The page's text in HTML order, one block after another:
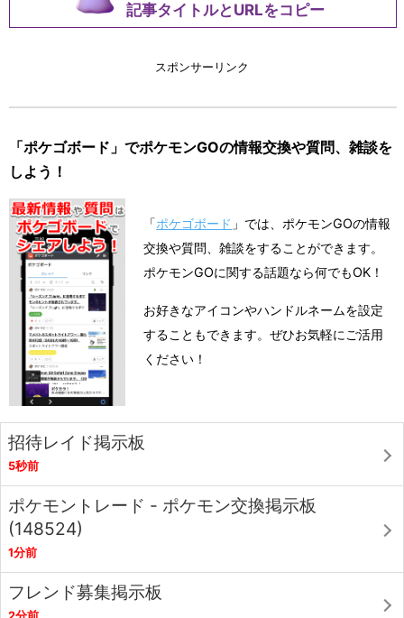
記事タイトルとURLをコピー
スポンサーリンク
「ポケゴボード」でポケモンGOの情報交換や質問、雑談を
しよう！
「ポケゴボード 」では、ポケモンGOの情報
交換や質問、雑談をすることができます。
ポケモンGOに関する話題なら何でもOK！
お好きなアイコンやハンドルネームを設定
することもできます。ぜひお気軽にご活用
ください！
招待レイド掲示板
5秒前
ポケモントレード - ポケモン交換掲示板
(148524)
1分前
フレンド募集掲示板